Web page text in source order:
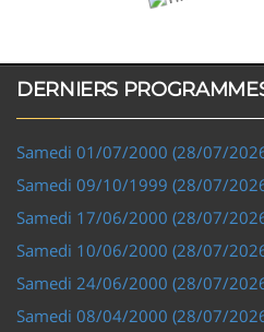
DERNIERS
Samedi 01/07/2000 (28/07/
Samedi 09/10/1999 (28/07/
Samedi 17/06/2000 (28/07/
Samedi 10/06/2000 (28/07/
Samedi 24/06/2000 (28/07/
Samedi 08/04/2000 (28/07/